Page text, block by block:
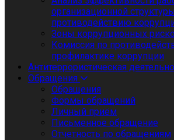
организационной
противодействию
Зоны коррупционных
Комиссия по
профилактике коррупции
Антитеррористическая
Обращения
Обращения
Формы обращений
Личный приём
Письменное обращение
Отчетность по обращениям